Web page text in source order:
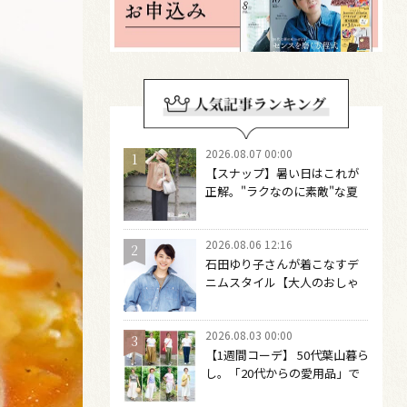
2026.08.07 00:00
【スナップ】暑い日はこれが
正解。"ラクなのに素敵"な夏
2026.08.06 12:16
石田ゆり子さんが着こなすデ
ニムスタイル【大人のおしゃ
どファッションは自由になる
2026.08.03 00:00
【1週間コーデ】 50代葉山暮ら
し。「20代からの愛用品」で